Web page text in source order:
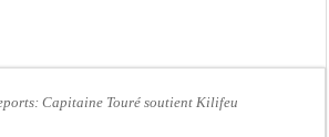
d’Aby Ndour ravagé par un incendie
Capitaine Touré soutient Kilifeu